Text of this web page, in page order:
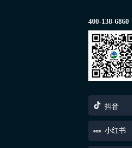
400-138-6860
抖音
小红书